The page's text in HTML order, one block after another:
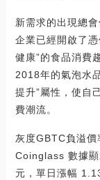
新需求的出現總
企業已經開啟了
健康”的食品消費
2018年的氣泡水
提升”屬性，使自
費潮流。
灰度GBTC負溢
Coinglass 數據
元，單日漲幅